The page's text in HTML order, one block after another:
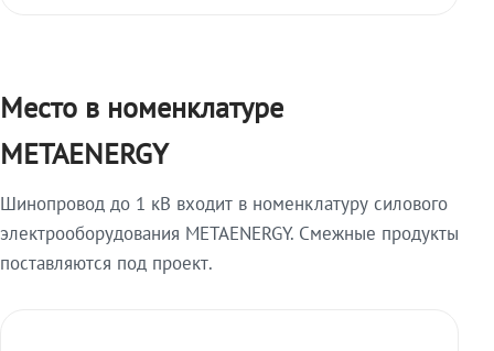
Место в номенклатуре
METAENERGY
Шинопровод до 1 кВ входит в номенклатуру силового
электрооборудования METAENERGY. Смежные продукты
поставляются под проект.